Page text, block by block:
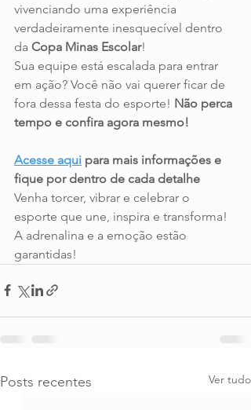
vivenciando uma experiência
verdadeiramente inesquecível dentro
da Copa Minas Escolar!
Sua equipe está escalada para entrar
em ação? Você não vai querer ficar de
fora dessa festa do esporte! Não perca
tempo e confira agora mesmo!
Acesse aqui para mais informações e
fique por dentro de cada detalhe
Venha torcer, vibrar e celebrar o
esporte que une, inspira e transforma!
A adrenalina e a emoção estão
garantidas!
Posts recentes Ver tudo